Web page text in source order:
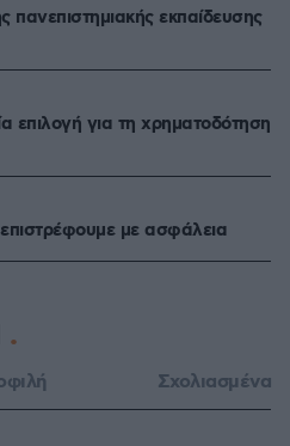
πανεπιστημιακής εκπαίδευσης
επιλογή για τη χρηματοδότηση
με ασφάλεια
Σχολιασμένα